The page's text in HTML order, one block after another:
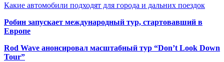
Какие автомобили подходят для города и дальних поездок
Робин запускает международный тур, стартовавший в
Европе
Rod Wave анонсировал масштабный тур “Don’t Look Down
Tour”